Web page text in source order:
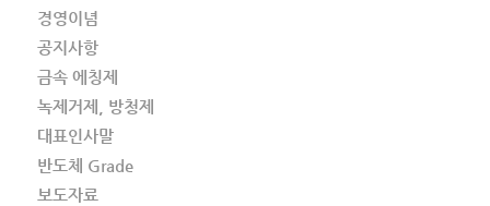
경영이념
공지사항
금속 에칭제
녹제거제, 방청제
대표인사말
반도체 Grade
보도자료